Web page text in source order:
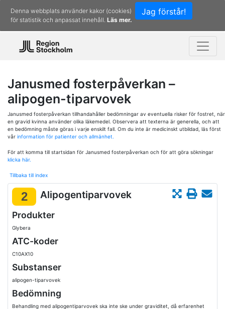
Jag förstår!
Denna webbplats använder kakor (cookies)
för statistik och anpassat innehåll. Läs mer.
Janusmed fosterpåverkan –
alipogen-tiparvovek
Janusmed fosterpåverkan tillhandahåller bedömningar av eventuella risker för fostret, när
en gravid kvinna använder olika läkemedel. Observera att texterna är generella, och att
en bedömning måste göras i varje enskilt fall. Om du inte är medicinskt utbildad, läs först
vår information för patienter och allmänhet.
För att komma till startsidan för Janusmed fosterpåverkan och för att göra sökningar
klicka här.
Tillbaka till index
2 Alipogentiparvovek
Produkter
Glybera
ATC-koder
C10AX10
Substanser
alipogen-tiparvovek
Bedömning
Behandling med alipogentiparvovek ska inte ske under graviditet, då erfarenhet